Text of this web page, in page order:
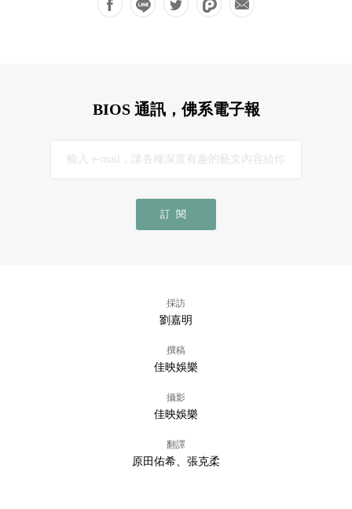
BIOS 通訊，佛系電子報
訂閱
採訪
劉嘉明
撰稿
佳映娛樂
攝影
佳映娛樂
翻譯
原田佑希、張克柔